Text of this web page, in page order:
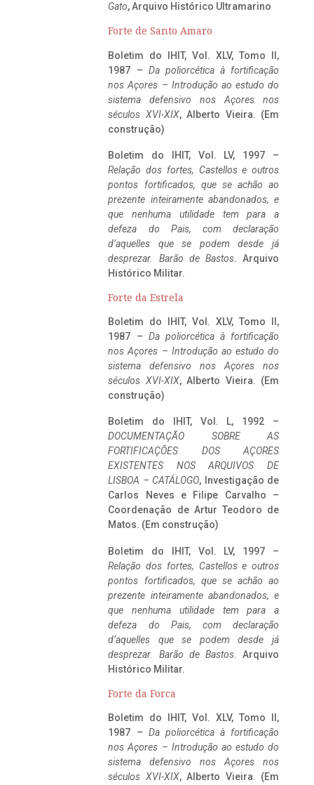
Gato, Arquivo Histórico Ultramarino
Forte de Santo Amaro
Boletim do IHIT, Vol. XLV, Tomo II,
1987 – Da poliorcética à fortificação
nos Açores – Introdução ao estudo do
sistema defensivo nos Açores nos
séculos XVI-XIX, Alberto Vieira. (Em
construção)
Boletim do IHIT, Vol. LV, 1997 –
Relação dos fortes, Castellos e outros
pontos fortificados, que se achão ao
prezente inteiramente abandonados, e
que nenhuma utilidade tem para a
defeza do Pais, com declaração
d’aquelles que se podem desde já
desprezar. Barão de Bastos. Arquivo
Histórico Militar.
Forte da Estrela
Boletim do IHIT, Vol. XLV, Tomo II,
1987 – Da poliorcética à fortificação
nos Açores – Introdução ao estudo do
sistema defensivo nos Açores nos
séculos XVI-XIX, Alberto Vieira. (Em
construção)
Boletim do IHIT, Vol. L, 1992 –
DOCUMENTAÇÃO SOBRE AS
FORTIFICAÇÕES DOS AÇORES
EXISTENTES NOS ARQUIVOS DE
LISBOA – CATÁLOGO, Investigação de
Carlos Neves e Filipe Carvalho –
Coordenação de Artur Teodoro de
Matos. (Em construção)
Boletim do IHIT, Vol. LV, 1997 –
Relação dos fortes, Castellos e outros
pontos fortificados, que se achão ao
prezente inteiramente abandonados, e
que nenhuma utilidade tem para a
defeza do Pais, com declaração
d’aquelles que se podem desde já
desprezar. Barão de Bastos. Arquivo
Histórico Militar.
Forte da Forca
Boletim do IHIT, Vol. XLV, Tomo II,
1987 – Da poliorcética à fortificação
nos Açores – Introdução ao estudo do
sistema defensivo nos Açores nos
séculos XVI-XIX, Alberto Vieira. (Em